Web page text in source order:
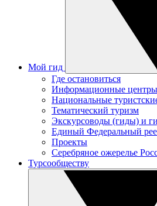
Мой гид
Где остановиться
Информационные центры
Национальные
Тематический туризм
Экскурсоводы (гиды) и
Единый Федеральный
Проекты
Серебряное ожерелье
Турсообществу